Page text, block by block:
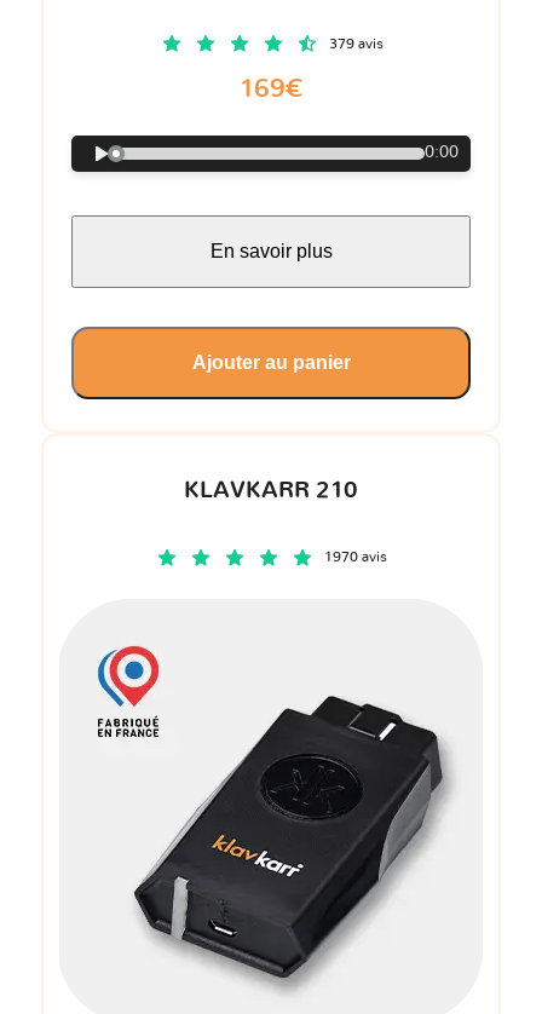
KLAVKARR 210
1970 avis
379 avis
169€
0:00
En savoir plus
Ajouter au panier